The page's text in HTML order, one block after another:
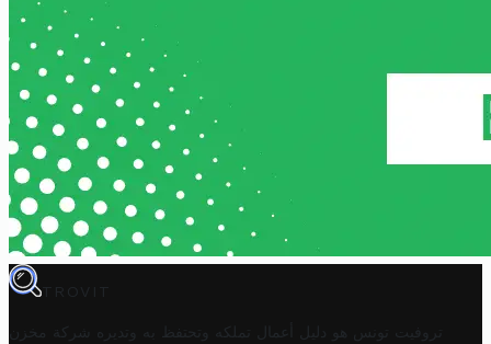
TROVIT
تروفيت تونس هو دليل أعمال تملكه وتحتفظ به وتديره
شركة مخزن